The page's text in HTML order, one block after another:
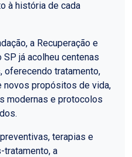
à história de cada
a Recuperação e
SP já acolheu centenas
oferecendo tratamento,
novos propósitos de vida,
modernas e protocolos
terapias e
tratamento, a